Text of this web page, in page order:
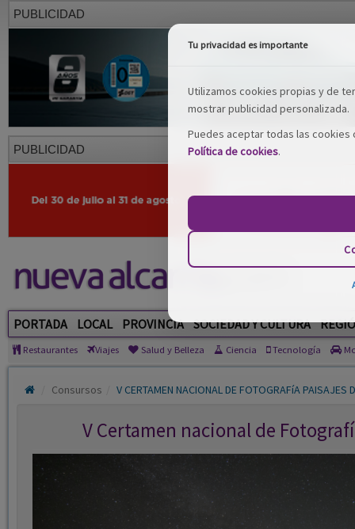
PUBLICIDAD
PUBLICIDAD
PORTADA LOCAL PROVINCIA SOCIEDAD Y CULTURA
Restaurantes Viajes Salud y Belleza Ciencia Tecnología
Consursos V CERTAMEN NACIONAL DE FOTOGRAFíA PAISAJES
V Certamen nacional de
Tu privacidad es importante
Utilizamos cookies propias y de
mostrar publicidad personalizada.
Puedes aceptar todas las
Política de cookies.